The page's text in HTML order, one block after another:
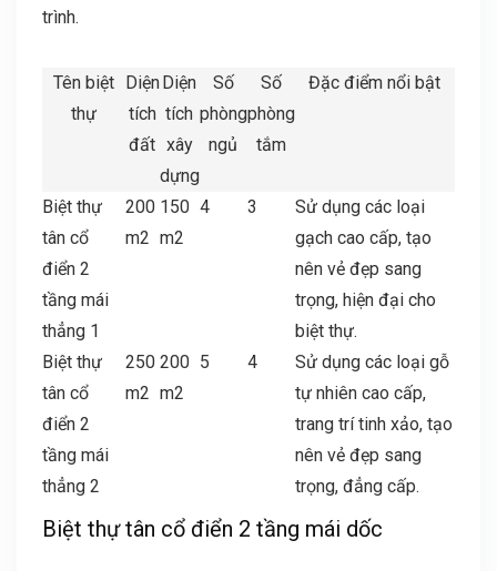
trình.
Tên biệt
thự
Diện
tích
đất
Diện
tích
xây
dựng
Số
phòng
ngủ
Số
phòng
tắm
Đặc điểm nổi bật
Biệt thự
tân cổ
điển 2
tầng mái
thẳng 1
200
m2
150
m2
4 3
Sử dụng các loại
gạch cao cấp, tạo
nên vẻ đẹp sang
trọng, hiện đại cho
biệt thự.
Biệt thự
tân cổ
điển 2
tầng mái
thẳng 2
250
m2
200
m2
5 4
Sử dụng các loại gỗ
tự nhiên cao cấp,
trang trí tinh xảo, tạo
nên vẻ đẹp sang
trọng, đẳng cấp.
Biệt thự tân cổ điển 2 tầng mái dốc